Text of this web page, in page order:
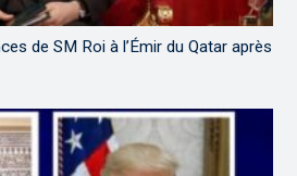
de SM Roi à l’Émir du Qatar après